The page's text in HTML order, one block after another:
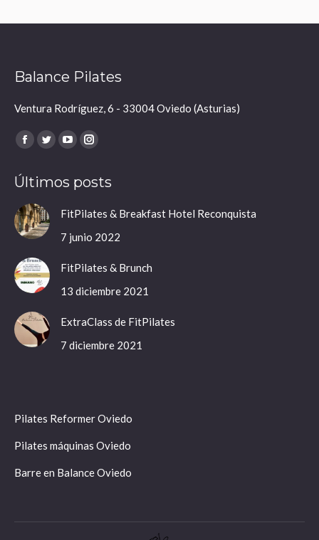
Balance Pilates
Ventura Rodríguez, 6 - 33004 Oviedo (Asturias)
Encuéntranos en:
Facebook
opens
in
new
window
Twitter
opens
new
window
YouTube
opens
new
window
Instagram
opens
new
window
Últimos posts
FitPilates & Breakfast Hotel Reconquista
7 junio 2022
FitPilates & Brunch
13 diciembre 2021
ExtraClass de FitPilates
7 diciembre 2021
Pilates Reformer Oviedo
Pilates máquinas Oviedo
Barre en Balance Oviedo